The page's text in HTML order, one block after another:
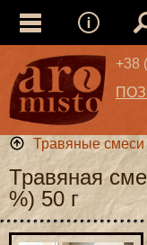
+38
Травяные смеси
Травяная
%) 50 г